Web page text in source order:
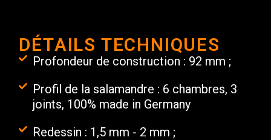
DÉTAILS TECHNIQUES
Profondeur de construction : 92 mm ;
Profil de la salamandre : 6 chambres, 3
joints, 100% made in Germany
Redessin : 1,5 mm - 2 mm ;